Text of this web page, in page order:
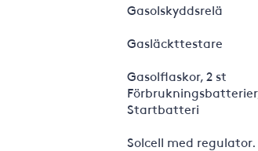
Gasolskyddsrelä
Gasläckttestare
Gasolflaskor, 2 st
Startbatteri
Solcell med regulator.